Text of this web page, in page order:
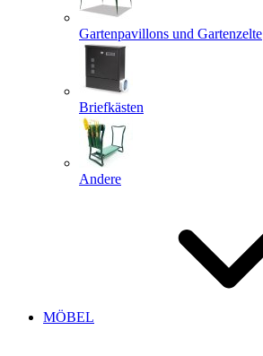
Gartenpavillons und Gartenzelte
Briefkästen
Andere
MÖBEL